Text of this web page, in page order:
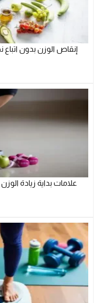
إنقاص الوزن بدون
علامات بداية زيادة